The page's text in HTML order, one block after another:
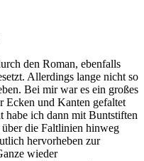
den Roman, ebenfalls
Allerdings lange nicht so
Bei mir war es ein großes
Ecken und Kanten gefaltet
habe ich dann mit Buntstiften
die Faltlinien hinweg
hervorheben zur
wieder